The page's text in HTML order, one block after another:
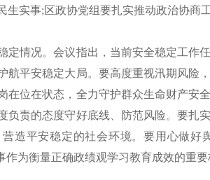
生实事;区政协党组要扎实推动政治协商
情况。会议指出，当前安全稳定工作
航平安稳定大局。要高度重视汛期风险
在位在状态，全力守护群众生命财产安
负责的态度守好底线、防范风险。要扎
造平安稳定的社会环境。要用心做好
作为衡量正确政绩观学习教育成效的重要